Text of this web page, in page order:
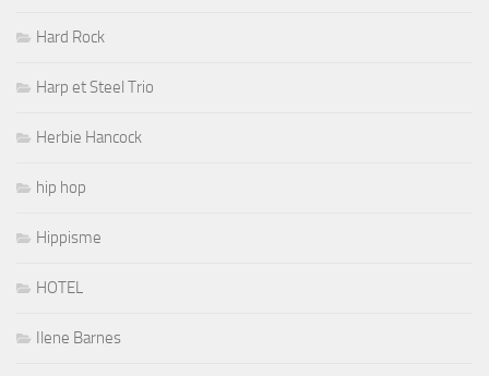
Hard Rock
Harp et Steel Trio
Herbie Hancock
hip hop
Hippisme
HOTEL
Ilene Barnes